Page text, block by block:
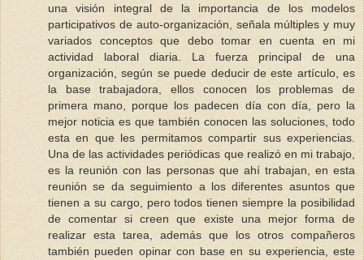
una visión integral de la importancia de los modelos
participativos de auto-organización, señala múltiples y muy
variados conceptos que debo tomar en cuenta en mi
actividad laboral diaria. La fuerza principal de una
organización, según se puede deducir de este artículo, es
la base trabajadora, ellos conocen los problemas de
primera mano, porque los padecen día con día, pero la
mejor noticia es que también conocen las soluciones, todo
esta en que les permitamos compartir sus experiencias.
Una de las actividades periódicas que realizó en mi trabajo,
es la reunión con las personas que ahí trabajan, en esta
reunión se da seguimiento a los diferentes asuntos que
tienen a su cargo, pero todos tienen siempre la posibilidad
de comentar si creen que existe una mejor forma de
realizar esta tarea, además que los otros compañeros
también pueden opinar con base en su experiencia, este